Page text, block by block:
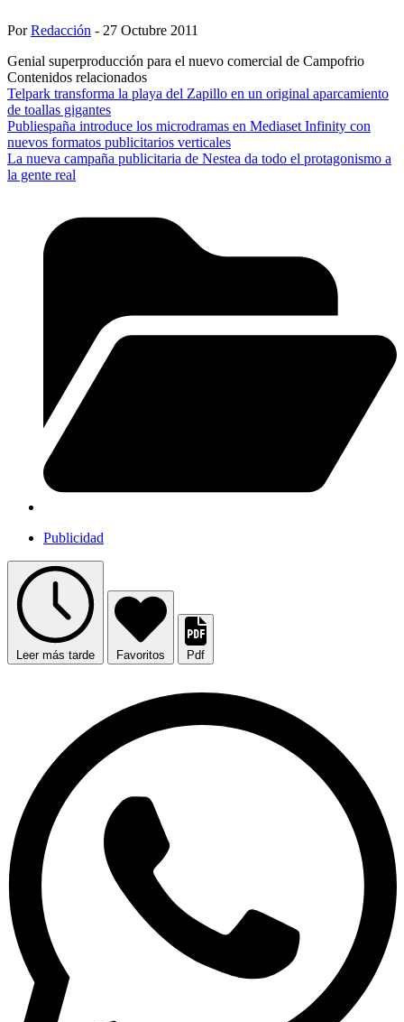
PorRedacción - 27 Octubre 2011
Genial superproducción para el nuevo comercial de Campofrio
Contenidos relacionados
Telpark transforma la playa del Zapillo en un original aparcamiento
de toallas gigantes
Publiespaña introduce los microdramas en Mediaset Infinity con
nuevos formatos publicitarios verticales
La nueva campaña publicitaria de Nestea da todo el protagonismo a
la gente real
Publicidad
Leer más tarde Favoritos Pdf